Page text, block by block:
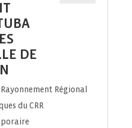
DE
fenêtre)Régional
du CRR